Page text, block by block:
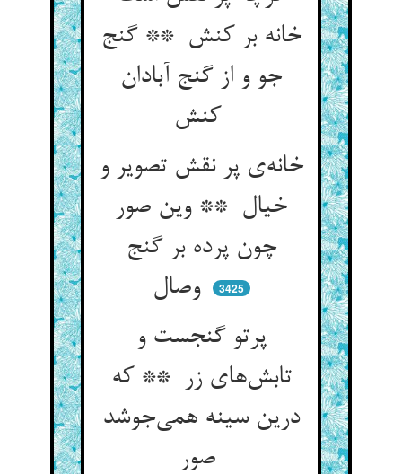
خانه بر کنش ** گنج
جو و از گنج آبادان
خانه‌ی پر نقش تصویر و
خیال ** وین صور
چون پرده بر گنج
وصال
3425
پرتو گنجست و
تابش‌های زر ** که
درین سینه همی‌جوشد